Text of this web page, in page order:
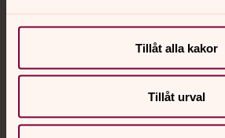
Tillåt alla kakor
Tillåt urval
Svenska kyrkan